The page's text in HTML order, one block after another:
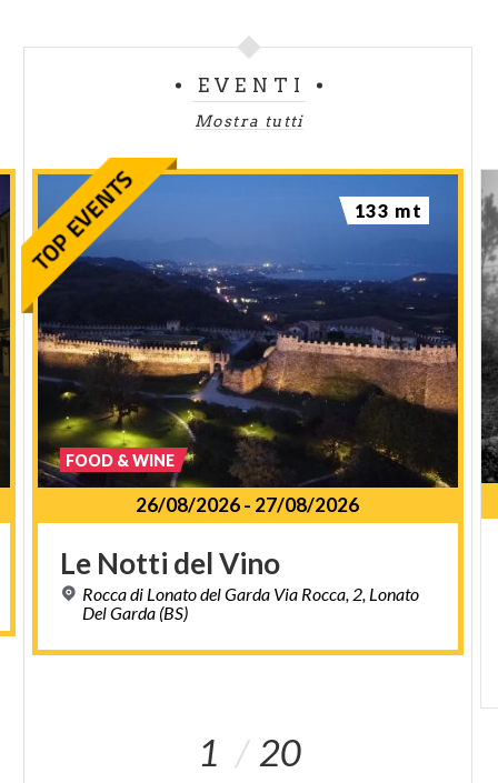
EVENTI
Mostra tutti
26/08/2026- 27/08/2026
Le Notti delVino
Rocca di Lonato del Garda Via Rocca, 2, Lonato
Del Garda (BS)
FOOD & WINE
133 mt
1 20